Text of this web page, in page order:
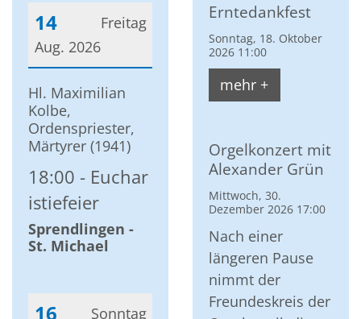
Freitag
14
Aug. 2026
Datum: 14. August 2026
Hl. Maximilian
Kolbe,
Ordenspriester,
Märtyrer (1941)
18:00
Euchar
istiefeier
Sprendlingen -
St. Michael
Sonntag
16
Erntedankfest
Sonntag, 18. Oktober
2026 11:00
mehr +
Orgelkonzert mit
Alexander Grün
Mittwoch, 30.
Dezember 2026 17:00
Nach einer
längeren Pause
nimmt der
Freundeskreis der